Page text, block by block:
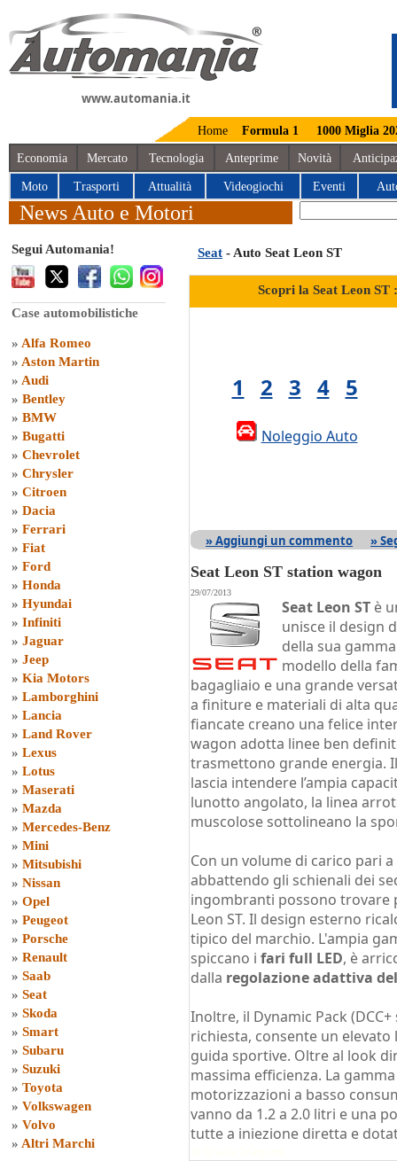
www.automania.it
Home Formula 1 1000 Miglia
Economia Mercato Tecnologia Anteprime Novità
Moto Trasporti Attualità Videogiochi Eventi
News Auto e Motori
Segui Automania!
Case automobilistiche
» Alfa Romeo
» Aston Martin
» Audi
» Bentley
» BMW
» Bugatti
» Chevrolet
» Chrysler
» Citroen
» Dacia
» Ferrari
» Fiat
» Ford
» Honda
» Hyundai
» Infiniti
» Jaguar
» Jeep
» Kia Motors
» Lamborghini
» Lancia
» Land Rover
» Lexus
» Lotus
» Maserati
» Mazda
» Mercedes-Benz
» Mini
» Mitsubishi
» Nissan
» Opel
» Peugeot
» Porsche
» Renault
» Saab
» Seat
» Skoda
» Smart
» Subaru
» Suzuki
» Toyota
» Volkswagen
» Volvo
» Altri Marchi
Seat - Auto Seat Leon ST
Scopri la Seat Leon ST
1 2 3 4 5
Noleggio Auto
» Aggiungi un commento »
Seat Leon ST station wagon
29/07/2013
Seat Leon ST è
unisce il design
della sua
modello della
bagagliaio e una grande
a finiture e materiali di alta
fiancate creano una felice
wagon adotta linee ben
trasmettono grande energia.
lascia intendere l’ampia
lunotto angolato, la linea
muscolose sottolineano la
Con un volume di carico pari
abbattendo gli schienali dei
ingombranti possono trovare
Leon ST. Il design esterno
tipico del marchio. L'ampia
spiccano i fari full LED, è
dalla regolazione adattiva
Inoltre, il Dynamic Pack
richiesta, consente un
guida sportive. Oltre al look
massima efficienza. La
motorizzazioni a basso
vanno da 1.2 a 2.0 litri e una
tutte a iniezione diretta e